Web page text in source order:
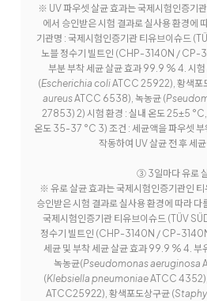
※ UV 파우셋 살균 효과는 국제시험인증기
에서 승인받은 시험 결과로 실사용 환경에
기관명 : 국제시험인증기관 티유브이슈드
노블 정수기 빌트인 (CHP-3140N / CP-
부분 부착 세균 살균 효과 99.9 % 4. 시험
(Escherichia coliATCC 25922), 황색포
aureusATCC 6538), 녹농균 (
27853) 2) 시험 환경 : 실내 온도 25±5
온도 35-37 °C 3) 조건 : 세균액을 파우셋 부
작동하여 UV 살균 전 후 세
③ 3일마다 유로
※ 유로 살균 효과는 국제시험인증기관인
승인받은 시험 결과로 실사용 환경에 따라 다
국제시험인증기관 티유브이슈드 (TÜV
정수기 빌트인 (CHP-3140N / CP-
세균 및 부착 세균 살균 효과 99.9 % 4. 부
녹농균(Pseudomonas aeruginosa
(Klebsiella pneumoniaeATCC
ATCC25922), 황색포도상구균 (